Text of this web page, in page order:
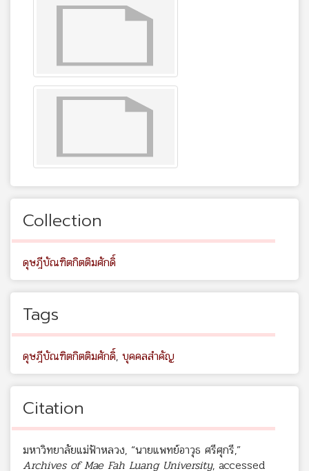
Collection
ดุษฎีบัณฑิตกิตติมศักดิ์
Tags
ดุษฎีบัณฑิตกิตติมศักดิ์, บุคคลสำคัญ
Citation
มหาวิทยาลัยแม่ฟ้าหลวง, “นายแพทย์อาวุธ ศรีศุกรี,”
Archives of Mae Fah Luang University, accessed